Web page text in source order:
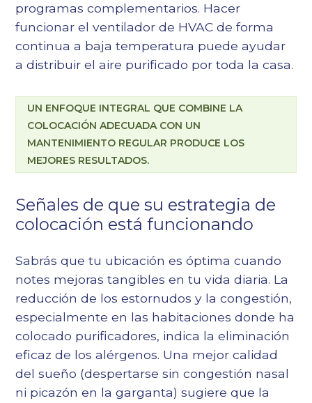
programas complementarios. Hacer
funcionar el ventilador de HVAC de forma
continua a baja temperatura puede ayudar
a distribuir el aire purificado por toda la casa.
UN ENFOQUE INTEGRAL QUE COMBINE LA
COLOCACIÓN ADECUADA CON UN
MANTENIMIENTO REGULAR PRODUCE LOS
MEJORES RESULTADOS.
Señales de que su estrategia de
colocación está funcionando
Sabrás que tu ubicación es óptima cuando
notes mejoras tangibles en tu vida diaria. La
reducción de los estornudos y la congestión,
especialmente en las habitaciones donde ha
colocado purificadores, indica la eliminación
eficaz de los alérgenos. Una mejor calidad
del sueño (despertarse sin congestión nasal
ni picazón en la garganta) sugiere que la